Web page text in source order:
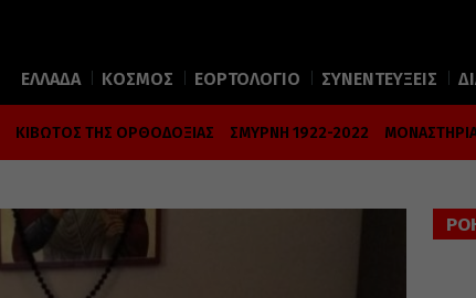
ΕΛΛΑΔΑ ΚΟΣΜΟΣ ΕΟΡΤΟΛΟΓΙΟ ΣΥΝΕΝΤΕΥΞΕΙΣ
ΚΙΒΩΤΟΣ ΤΗΣ ΟΡΘΟΔΟΞΙΑΣ ΣΜΥΡΝΗ 1922-2022